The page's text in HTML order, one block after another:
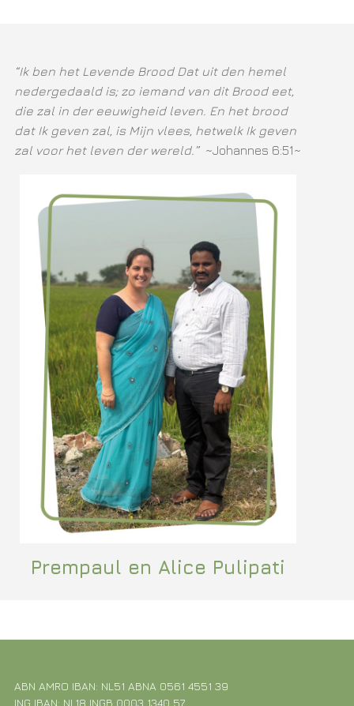
“Ik ben het Levende Brood Dat uit den hemel
nedergedaald is; zo iemand van dit Brood eet,
die zal in der eeuwigheid leven. En het brood
dat Ik geven zal, is Mijn vlees, hetwelk Ik geven
zal voor het leven der wereld.” ~Johannes 6:51~
Prempaul en Alice Pulipati
ABN AMRO IBAN: NL51 ABNA 0561 4551 39
ING IBAN: NL18 INGB 0003 1340 57